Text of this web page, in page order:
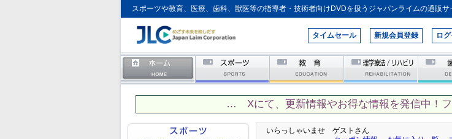
スポーツや教育、医療、歯科、獣医等の指導者・技術者向けDVDを扱うジャパンライムの通販サ
タイムセール 新規会員登録 ロ
… Xにて、更新情報やお得な情報を発信中！
いらっしゃいませ ゲストさん